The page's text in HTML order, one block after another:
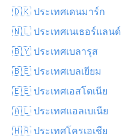
🇩🇰 ประเทศเดนมาร์ก
🇳🇱 ประเทศเนเธอร์แลนด์
🇧🇾 ประเทศเบลารุส
🇧🇪 ประเทศเบลเยียม
🇪🇪 ประเทศเอสโตเนีย
🇦🇱 ประเทศแอลเบเนีย
🇭🇷 ประเทศโครเอเชีย